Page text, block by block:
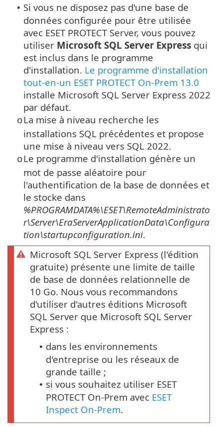
• Si vous ne disposez pas d'une base de
données configurée pour être utilisée
avec ESET PROTECT Server, vous pouvez
utiliser Microsoft SQL Server Express qui
est inclus dans le programme
d'installation. Le programme d'installation
tout-en-un ESET PROTECT On-Prem 13.0
installe Microsoft SQL Server Express 2022
par défaut.
oLa mise à niveau recherche les
installations SQL précédentes et propose
une mise à niveau vers SQL 2022.
oLe programme d'installation génère un
mot de passe aléatoire pour
l'authentification de la base de données et
le stocke dans
%PROGRAMDATA%\ESET\RemoteAdministrato
r\Server\EraServerApplicationData\Configura
tion\startupconfiguration.ini.
Microsoft SQL Server Express (l'édition
gratuite) présente une limite de taille
de base de données relationnelle de
10 Go. Nous vous recommandons
d'utiliser d'autres éditions Microsoft
SQL Server que Microsoft SQL Server
Express :
• dans les environnements
d'entreprise ou les réseaux de
grande taille ;
• si vous souhaitez utiliser ESET
PROTECT On-Prem avec ESET
Inspect On-Prem.